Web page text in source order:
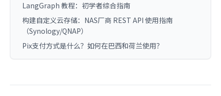
LangGraph 教程：初学者综合指南
构建自定义云存储：NAS厂商 REST API 使用指南
（Synology/QNAP）
Pix支付方式是什么？如何在巴西和荷兰使用？